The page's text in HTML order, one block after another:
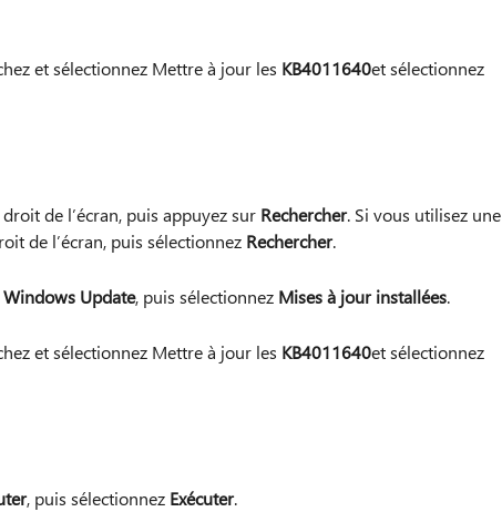
et sélectionnez Mettre à jour les KB4011640et sélectionnez
de l’écran, puis appuyez sur Rechercher. Si vous utilisez une
de l’écran, puis sélectionnez Rechercher.
Windows Update, puis sélectionnez Mises à jour installées.
et sélectionnez Mettre à jour les KB4011640et sélectionnez
, puis sélectionnez Exécuter.